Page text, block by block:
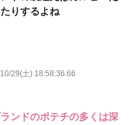
りするよね
29(土) 18:58:36.66
ンドのポテチの多くは深